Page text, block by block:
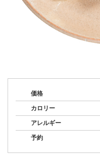
価格
カロリー
アレルギー
予約